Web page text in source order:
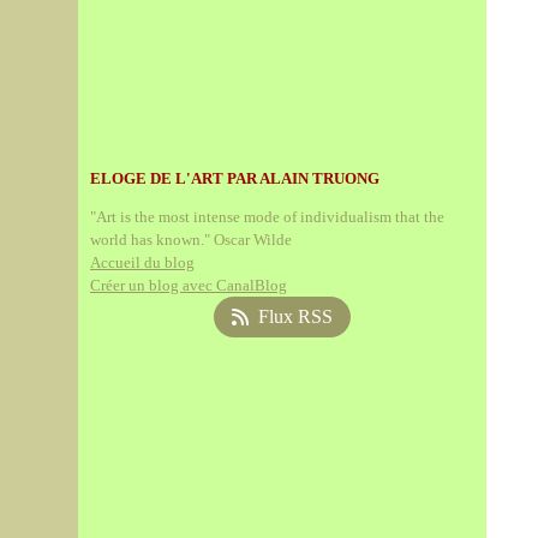
ELOGE DE L'ART PAR ALAIN TRUONG
"Art is the most intense mode of individualism that the
world has known." Oscar Wilde
Accueil du blog
Créer un blog avec CanalBlog
Flux RSS